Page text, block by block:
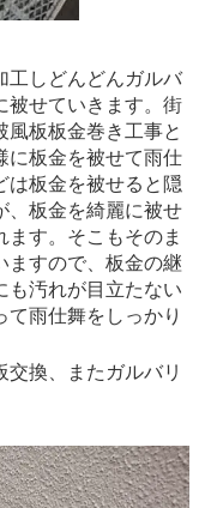
しどんどんガルバ
被せていきます。街
風板板金巻き工事と
に板金を被せて雨仕
は板金を被せると隠
、板金を綺麗に被せ
す。そこもそのま
ますので、板金の継
も汚れが目立たない
て雨仕舞をしっかり
換、またガルバリ